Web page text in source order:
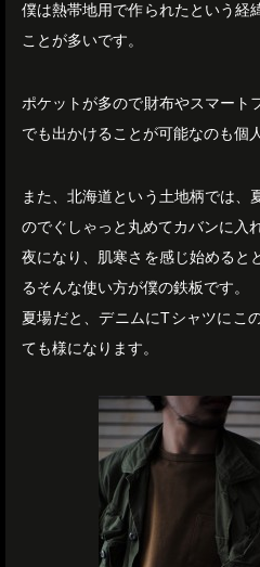
僕は熱帯地用で作られたという経
ことが多いです。
ポケットが多ので財布やスマート
でも出かけることが可能なのも個
また、北海道という土地柄では、
のでぐしゃっと丸めてカバンに入
夜になり、肌寒さを感じ始めると
るそんな使い方が僕の鉄板です。
夏場だと、デニムにTシャツにこ
ても様になります。